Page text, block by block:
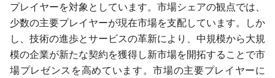
プレイヤーを対象としています。市場シェアの観点では、
少数の主要プレイヤーが現在市場を支配しています。しか
し、技術の進歩とサービスの革新により、中規模から大規
模の企業が新たな契約を獲得し新市場を開拓することで市
場プレゼンスを高めています。市場の主要プレイヤーに